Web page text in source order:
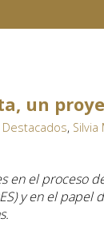
un
Destacados, Silvia
en el proceso
y en el papel